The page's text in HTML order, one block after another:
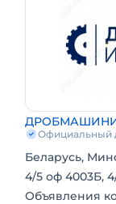
Поставщик:
Запчасти
Запчасти в
Официальный
Беларусь,
4/5 оф 4003Б,
Объявления